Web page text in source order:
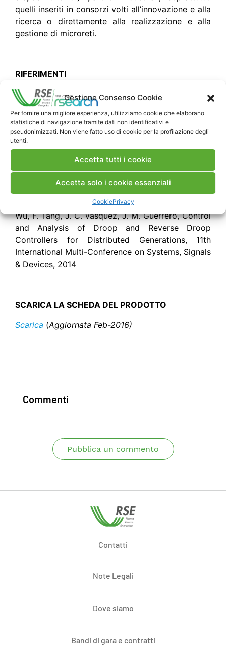
Gestione Consenso Cookie
Per fornire una migliore esperienza, utilizziamo cookie che elaborano
statistiche di navigazione tramite dati non identificativi e
pseudonimizzati. Non viene fatto uso di cookie per la profilazione degli
utenti.
Accetta tutti i cookie
Accetta solo i cookie essenziali
CookiePrivacy
quelli inseriti in consorzi volti all’innovazione e alla
ricerca o direttamente alla realizzazione e alla
gestione di microreti.
RIFERIMENTI
A. Villa, F. Belloni, C. Gandolfi, R. Chiumeo,
Gestione del funzionamento in isola di una
porzione della Test Facility e studio della
riconnessione alla rete prevalente, Rapporto RSE
15000535, Febbraio 2015
Y. Zhu, F. Zhuo, B. Liu, H. Yi, An Enhanced Load
Microgrids Based on Inverse-droop Control
Method, IEEE International Power Electronics
Wu, F. Tang, J. C. Vasquez, J. M. Guerrero, Control
and Analysis of Droop and Reverse Droop
Controllers for Distributed Generations, 11th
International Multi-Conference on Systems, Signals
& Devices, 2014
SCARICA LA SCHEDA DEL PRODOTTO
Scarica (Aggiornata Feb-2016)
Commenti
Pubblica un commento
Contatti
Note Legali
Dove siamo
Bandi di gara e contratti